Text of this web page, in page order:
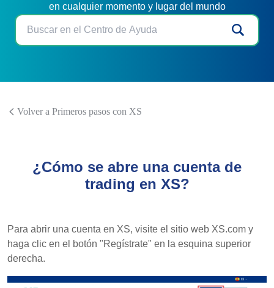
en cualquier momento y lugar del mundo
Volver a Primeros pasos con XS
¿Cómo se abre una cuenta de
trading en XS?
Para abrir una cuenta en XS, visite el sitio web XS.com y
haga clic en el botón "Regístrate" en la esquina superior
derecha.